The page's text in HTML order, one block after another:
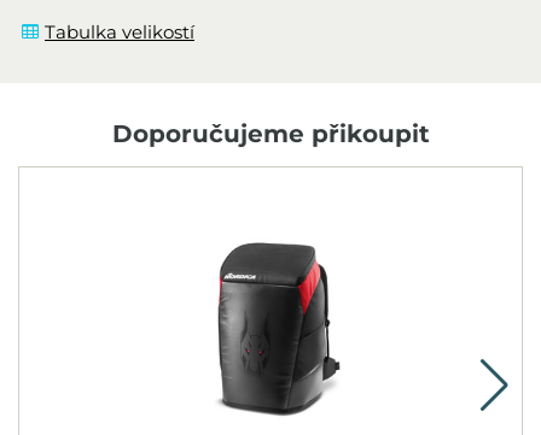
Tabulka velikostí
Doporučujeme přikoupit